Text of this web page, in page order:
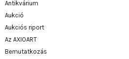
Antikvárium
Aukció
Aukciós riport
Az AXIOART
Bemutatkozás